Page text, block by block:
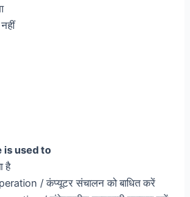
is used to
है
/ कंप्यूटर संचालन को बाधित करें